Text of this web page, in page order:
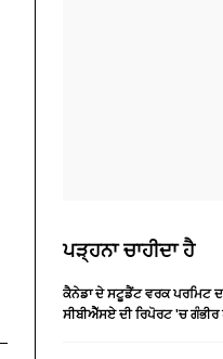
ਪੜ੍ਹਨਾ ਚਾਹੀਦਾ ਹੈ
ਕੈਨੇਡਾ ਦੇ ਸਟੂਡੈਂਟ ਵਰਕ ਪਰਮਿਟ
ਸੀਬੀਐੱਸਏ ਦੀ ਰਿਪੋਰਟ 'ਚ ਗੰਭੀਰ